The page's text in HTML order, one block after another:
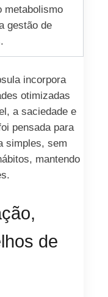
metabolismo
gestão de
incorpora
otimizadas
a saciedade e
pensada para
simples, sem
mantendo
de